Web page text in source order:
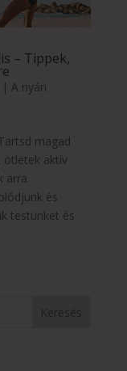
– Tippek,
| A nyári
magad
ötletek aktív
arra
és
testünket és